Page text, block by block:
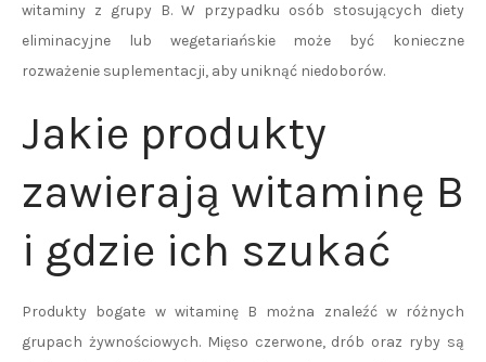
witaminy z grupy B. W przypadku osób stosujących diety
eliminacyjne lub wegetariańskie może być konieczne
rozważenie suplementacji, aby uniknąć niedoborów.
Jakie produkty
zawierają witaminę B
i gdzie ich szukać
Produkty bogate w witaminę B można znaleźć w różnych
grupach żywnościowych. Mięso czerwone, drób oraz ryby są